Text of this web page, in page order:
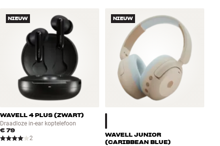
NIEUW
WAVELL 4 PLUS (ZWART)
Draadloze in-ear koptelefoon
€ 79
2
NIEUW
WAVELL JUNIOR
(CARIBBEAN BLUE)